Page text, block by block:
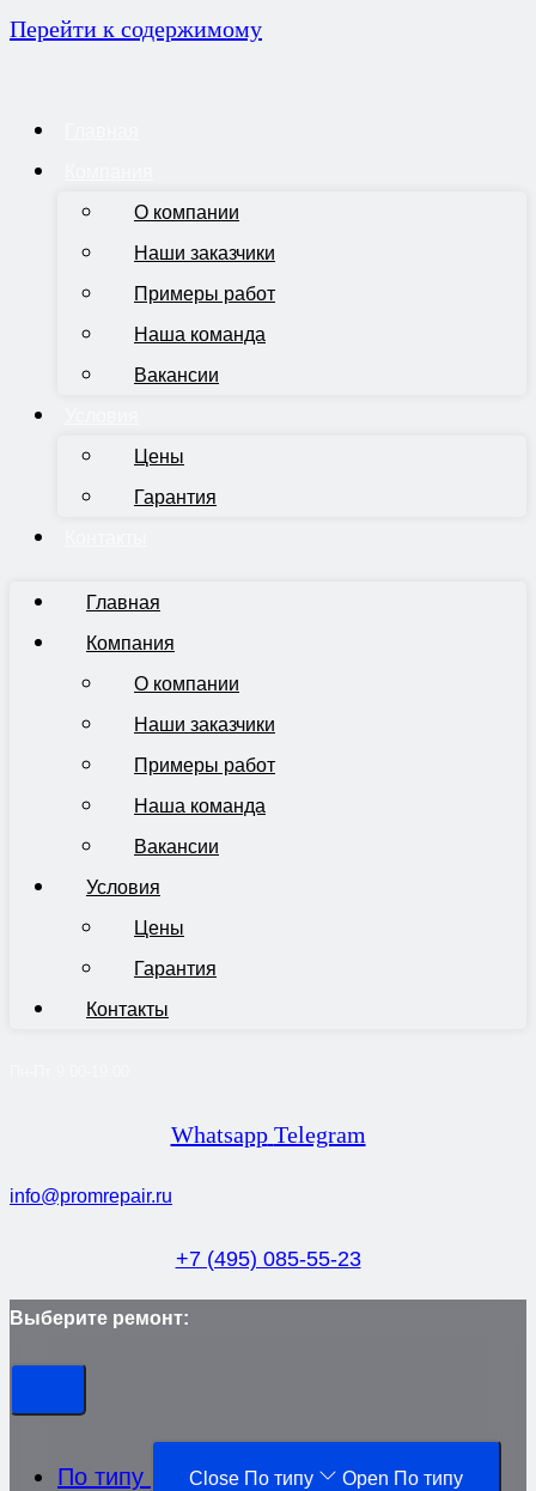
Перейти к содержимому
О компании
Наши заказчики
Примеры работ
Наша команда
Вакансии
Цены
Гарантия
Главная
Компания
О компании
Наши заказчики
Примеры работ
Наша команда
Вакансии
Условия
Цены
Гарантия
Контакты
Whatsapp Telegram
info@promrepair.ru
+7 (495) 085-55-23
Выберите ремонт:
По типу Close По типу Open По типу